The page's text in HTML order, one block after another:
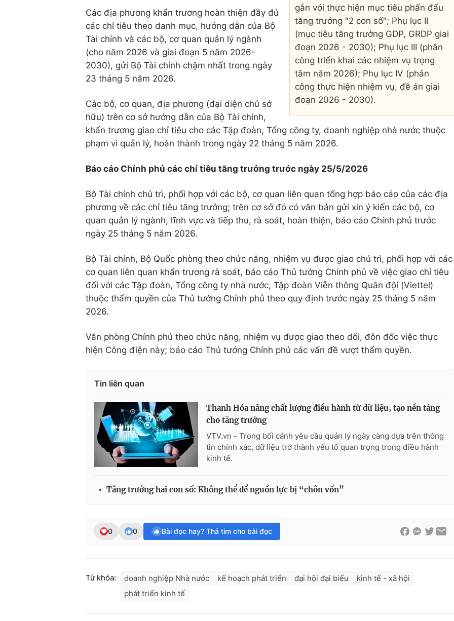
gắn với thực hiện mục tiêu phấn đấu
tăng trưởng "2 con số"; Phụ lục II
(mục tiêu tăng trưởng GDP, GRDP giai
đoạn 2026 - 2030); Phụ lục III (phân
công triển khai các nhiệm vụ trọng
tâm năm 2026); Phụ lục IV (phân
công thực hiện nhiệm vụ, đề án giai
đoạn 2026 - 2030).
Các địa phương khẩn trương hoàn thiện đầy đủ
các chỉ tiêu theo danh mục, hướng dẫn của Bộ
Tài chính và các bộ, cơ quan quản lý ngành
(cho năm 2026 và giai đoạn 5 năm 2026-
2030), gửi Bộ Tài chính chậm nhất trong ngày
23 tháng 5 năm 2026.
Các bộ, cơ quan, địa phương (đại diện chủ sở
hữu) trên cơ sở hướng dẫn của Bộ Tài chính,
khẩn trương giao chỉ tiêu cho các Tập đoàn, Tổng công ty, doanh nghiệp nhà nước thuộc
phạm vi quản lý, hoàn thành trong ngày 22 tháng 5 năm 2026.
Báo cáo Chính phủ các chỉ tiêu tăng trưởng trước ngày 25/5/2026
Bộ Tài chính chủ trì, phối hợp với các bộ, cơ quan liên quan tổng hợp báo cáo của các địa
phương về các chỉ tiêu tăng trưởng; trên cơ sở đó có văn bản gửi xin ý kiến các bộ, cơ
quan quản lý ngành, lĩnh vực và tiếp thu, rà soát, hoàn thiện, báo cáo Chính phủ trước
ngày 25 tháng 5 năm 2026.
Bộ Tài chính, Bộ Quốc phòng theo chức năng, nhiệm vụ được giao chủ trì, phối hợp với các
cơ quan liên quan khẩn trương rà soát, báo cáo Thủ tướng Chính phủ về việc giao chỉ tiêu
đối với các Tập đoàn, Tổng công ty nhà nước, Tập đoàn Viễn thông Quân đội (Viettel)
thuộc thẩm quyền của Thủ tướng Chính phủ theo quy định trước ngày 25 tháng 5 năm
2026.
Văn phòng Chính phủ theo chức năng, nhiệm vụ được giao theo dõi, đôn đốc việc thực
hiện Công điện này; báo cáo Thủ tướng Chính phủ các vấn đề vượt thẩm quyền.
Tin liên quan
Thanh Hóa nâng chất lượng điều hành từ dữ liệu, tạo nền tảng
cho tăng trưởng
VTV.vn - Trong bối cảnh yêu cầu quản lý ngày càng dựa trên thông
tin chính xác, dữ liệu trở thành yếu tố quan trọng trong điều hành
kinh tế.
Tăng trưởng hai con số: Không thể để nguồn lực bị “chôn vốn”
0 0 Bài đọc hay? Thả tim cho bài đọc
Từ khóa: doanh nghiệp Nhà nước kế hoạch phát triển đại hội đại biểu
kinh tế - xã hội
phát triển kinh tế